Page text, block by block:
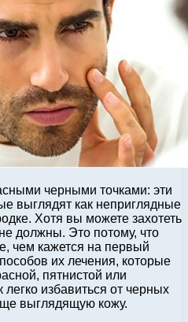
черными точками: эти
выглядят как неприглядные
Хотя вы можете захотеть
должны. Это потому, что
чем кажется на первый
их лечения, которые
пятнистой или
избавиться от черных
выглядящую кожу.